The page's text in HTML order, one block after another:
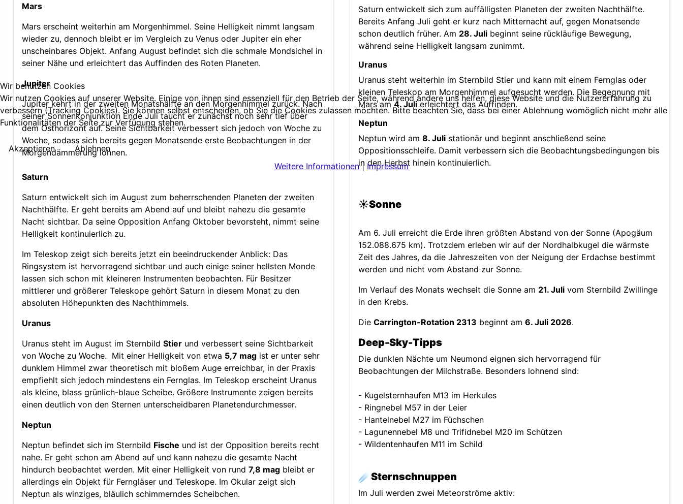
Mars
Mars erscheint weiterhin am Morgenhimmel. Seine Helligkeit nimmt langsam
wieder zu, dennoch bleibt er im Vergleich zu Venus oder Jupiter ein eher
unscheinbares Objekt. Anfang August befindet sich die schmale Mondsichel in
seiner Nähe und erleichtert das Auffinden des Roten Planeten.
Jupiter
Jupiter kehrt in der zweiten Monatshälfte an den Morgenhimmel zurück. Nach
seiner Sonnenkonjunktion Ende Juli taucht er zunächst noch sehr tief über
dem Osthorizont auf. Seine Sichtbarkeit verbessert sich jedoch von Woche zu
Woche, sodass sich bereits gegen Monatsende erste Beobachtungen in der
Morgendämmerung lohnen.
Saturn
Saturn entwickelt sich im August zum beherrschenden Planeten der zweiten
Nachthälfte. Er geht bereits am Abend auf und bleibt nahezu die gesamte
Nacht sichtbar. Da seine Opposition Anfang Oktober bevorsteht, nimmt seine
Helligkeit kontinuierlich zu.
Im Teleskop zeigt sich bereits jetzt ein beeindruckender Anblick: Das
Ringsystem ist hervorragend sichtbar und auch einige seiner hellsten Monde
lassen sich schon mit kleineren Instrumenten beobachten. Für Besitzer
mittlerer und größerer Teleskope gehört Saturn in diesem Monat zu den
absoluten Höhepunkten des Nachthimmels.
Uranus
Uranus steht im August im Sternbild Stier und verbessert seine Sichtbarkeit
von Woche zu Woche. Mit einer Helligkeit von etwa 5,7 mag ist er unter sehr
dunklem Himmel zwar theoretisch mit bloßem Auge erreichbar, in der Praxis
empfiehlt sich jedoch mindestens ein Fernglas. Im Teleskop erscheint Uranus
als kleine, blass grünlich-blaue Scheibe. Größere Instrumente zeigen bereits
einen deutlich von den Sternen unterscheidbaren Planetendurchmesser.
Neptun
Neptun befindet sich im Sternbild Fische und ist der Opposition bereits recht
nahe. Er geht schon am Abend auf und kann nahezu die gesamte Nacht
hindurch beobachtet werden. Mit einer Helligkeit von rund 7,8 mag bleibt er
allerdings ein Objekt für Ferngläser und Teleskope. Im Okular zeigt sich
Neptun als winziges, bläulich schimmerndes Scheibchen.
Saturn entwickelt sich zum auffälligsten Planeten der zweiten Nachthälfte.
Bereits Anfang Juli geht er kurz nach Mitternacht auf, gegen Monatsende
schon deutlich früher. Am 28. Juli beginnt seine rückläufige Bewegung,
während seine Helligkeit langsam zunimmt.
Uranus
Uranus steht weiterhin im Sternbild Stier und kann mit einem Fernglas oder
kleinen Teleskop am Morgenhimmel aufgesucht werden. Die Begegnung mit
Mars am4. Julierleichtert das Auffinden.
Neptun
Neptun wird am 8. Juli stationär und beginnt anschließend seine
Oppositionsschleife. Damit verbessern sich die Beobachtungsbedingungen bis
in den Herbst hinein kontinuierlich.
☀️Sonne
Am 6. Juli erreicht die Erde ihren größten Abstand von der Sonne (Apogäum
152.088.675 km). Trotzdem erleben wir auf der Nordhalbkugel die wärmste
Zeit des Jahres, da die Jahreszeiten von der Neigung der Erdachse bestimmt
werden und nicht vom Abstand zur Sonne.
Im Verlauf des Monats wechselt die Sonne am 21. Juli vom Sternbild Zwillinge
in den Krebs.
Die Carrington-Rotation 2313 beginnt am 6. Juli 2026.
Deep-Sky-Tipps
Die dunklen Nächte um Neumond eignen sich hervorragend für
Beobachtungen der Milchstraße. Besonders lohnend sind:
- Kugelsternhaufen M13 im Herkules
- Ringnebel M57 in der Leier
- Hantelnebel M27 im Füchschen
- Lagunennebel M8 und Trifidnebel M20 im Schützen
- Wildentenhaufen M11 im Schild
☄️ Sternschnuppen
Im Juli werden zwei Meteorströme aktiv:
Wir benutzen Cookies
Wir nutzen Cookies auf unserer Website. Einige von ihnen sind essenziell für den Betrieb der Seite, während andere uns helfen, diese Website und die Nutzererfahrung zu
verbessern (Tracking Cookies). Sie können selbst entscheiden, ob Sie die Cookies zulassen möchten. Bitte beachten Sie, dass bei einer Ablehnung womöglich nicht mehr alle
Funktionalitäten der Seite zur Verfügung stehen.
Akzeptieren
Ablehnen
Weitere Informationen| Impressum